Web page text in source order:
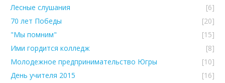
Лесные слушания
[6]
70 лет Победы
[20]
"Мы помним"
[15]
Ими гордится колледж
[8]
Молодежное предпринимательство Югры
[10]
День учителя 2015
[16]